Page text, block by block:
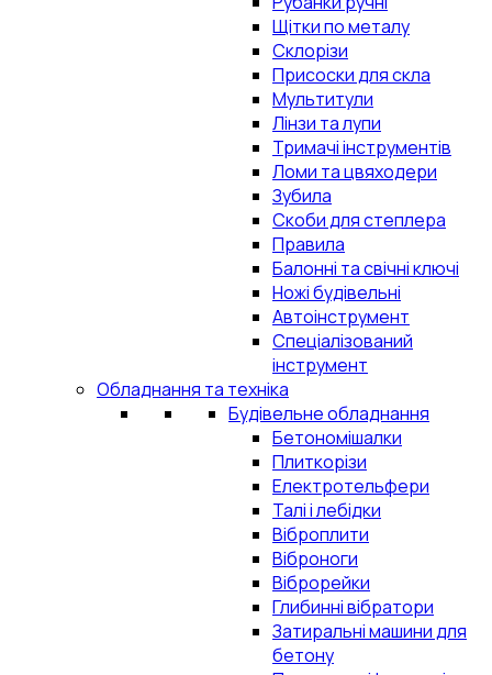
Щітки по металу
Склорізи
Присоски для скла
Мультитули
Лінзи та лупи
Тримачі інструментів
Ломи та цвяходери
Зубила
Скоби для степлера
Правила
Балонні та свічні ключі
Ножі будівельні
Автоінструмент
Спеціалізований
інструмент
Обладнання та техніка
Будівельне обладнання
Бетономішалки
Плиткорізи
Електротельфери
Талі і лебідки
Віброплити
Віброноги
Віброрейки
Глибинні вібратори
Затиральні машини для
бетону